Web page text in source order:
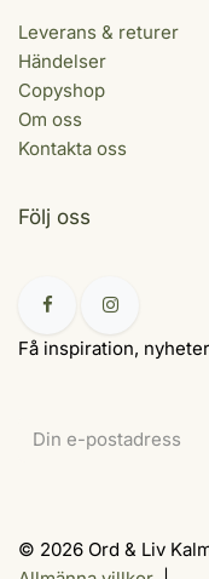
Leverans & returer
Händelser
Copyshop
Om oss
Kontakta oss
Följ oss
Få inspiration,
© 2026 Ord & Liv